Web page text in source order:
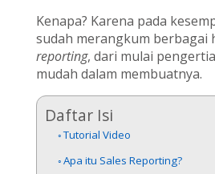
Kenapa? Karena pada
sudah merangkum berbagai
reporting, dari mulai
mudah dalam membuatnya.
Daftar Isi
Tutorial Video
Apa itu Sales Reporting?